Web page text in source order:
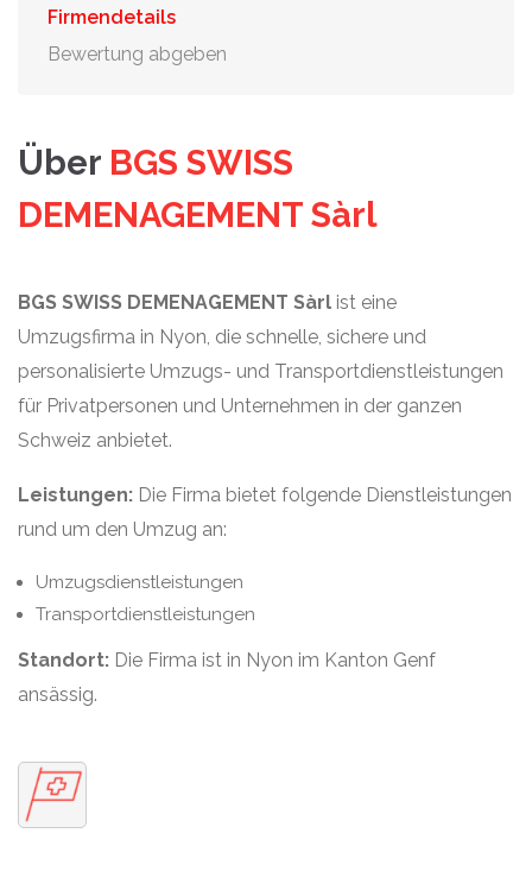
Firmendetails
Bewertung abgeben
Über BGS SWISS
DEMENAGEMENT Sàrl
BGS SWISS DEMENAGEMENT Sàrl ist eine
Umzugsfirma in Nyon, die schnelle, sichere und
personalisierte Umzugs- und Transportdienstleistungen
für Privatpersonen und Unternehmen in der ganzen
Schweiz anbietet.
Leistungen: Die Firma bietet folgende Dienstleistungen
rund um den Umzug an:
Umzugsdienstleistungen
Transportdienstleistungen
Standort: Die Firma ist in Nyon im Kanton Genf
ansässig.